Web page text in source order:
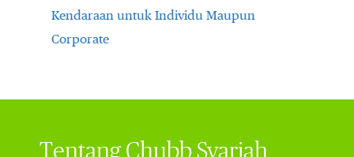
Kendaraan untuk Individu Maupun
Corporate
Tentang Chubb Syariah